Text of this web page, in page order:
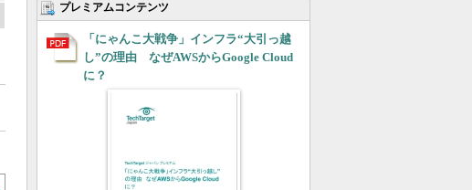
プレミアムコンテンツ
「にゃんこ大戦争」インフラ“大引っ越
し”の理由 なぜAWSからGoogle Cloud
に？